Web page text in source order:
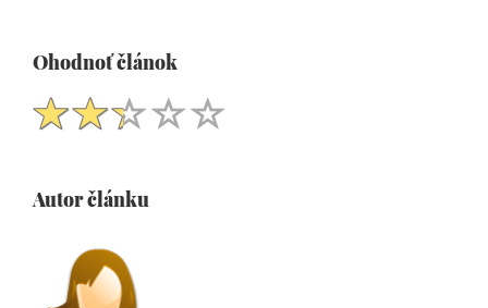
Ohodnoť článok
Autor článku